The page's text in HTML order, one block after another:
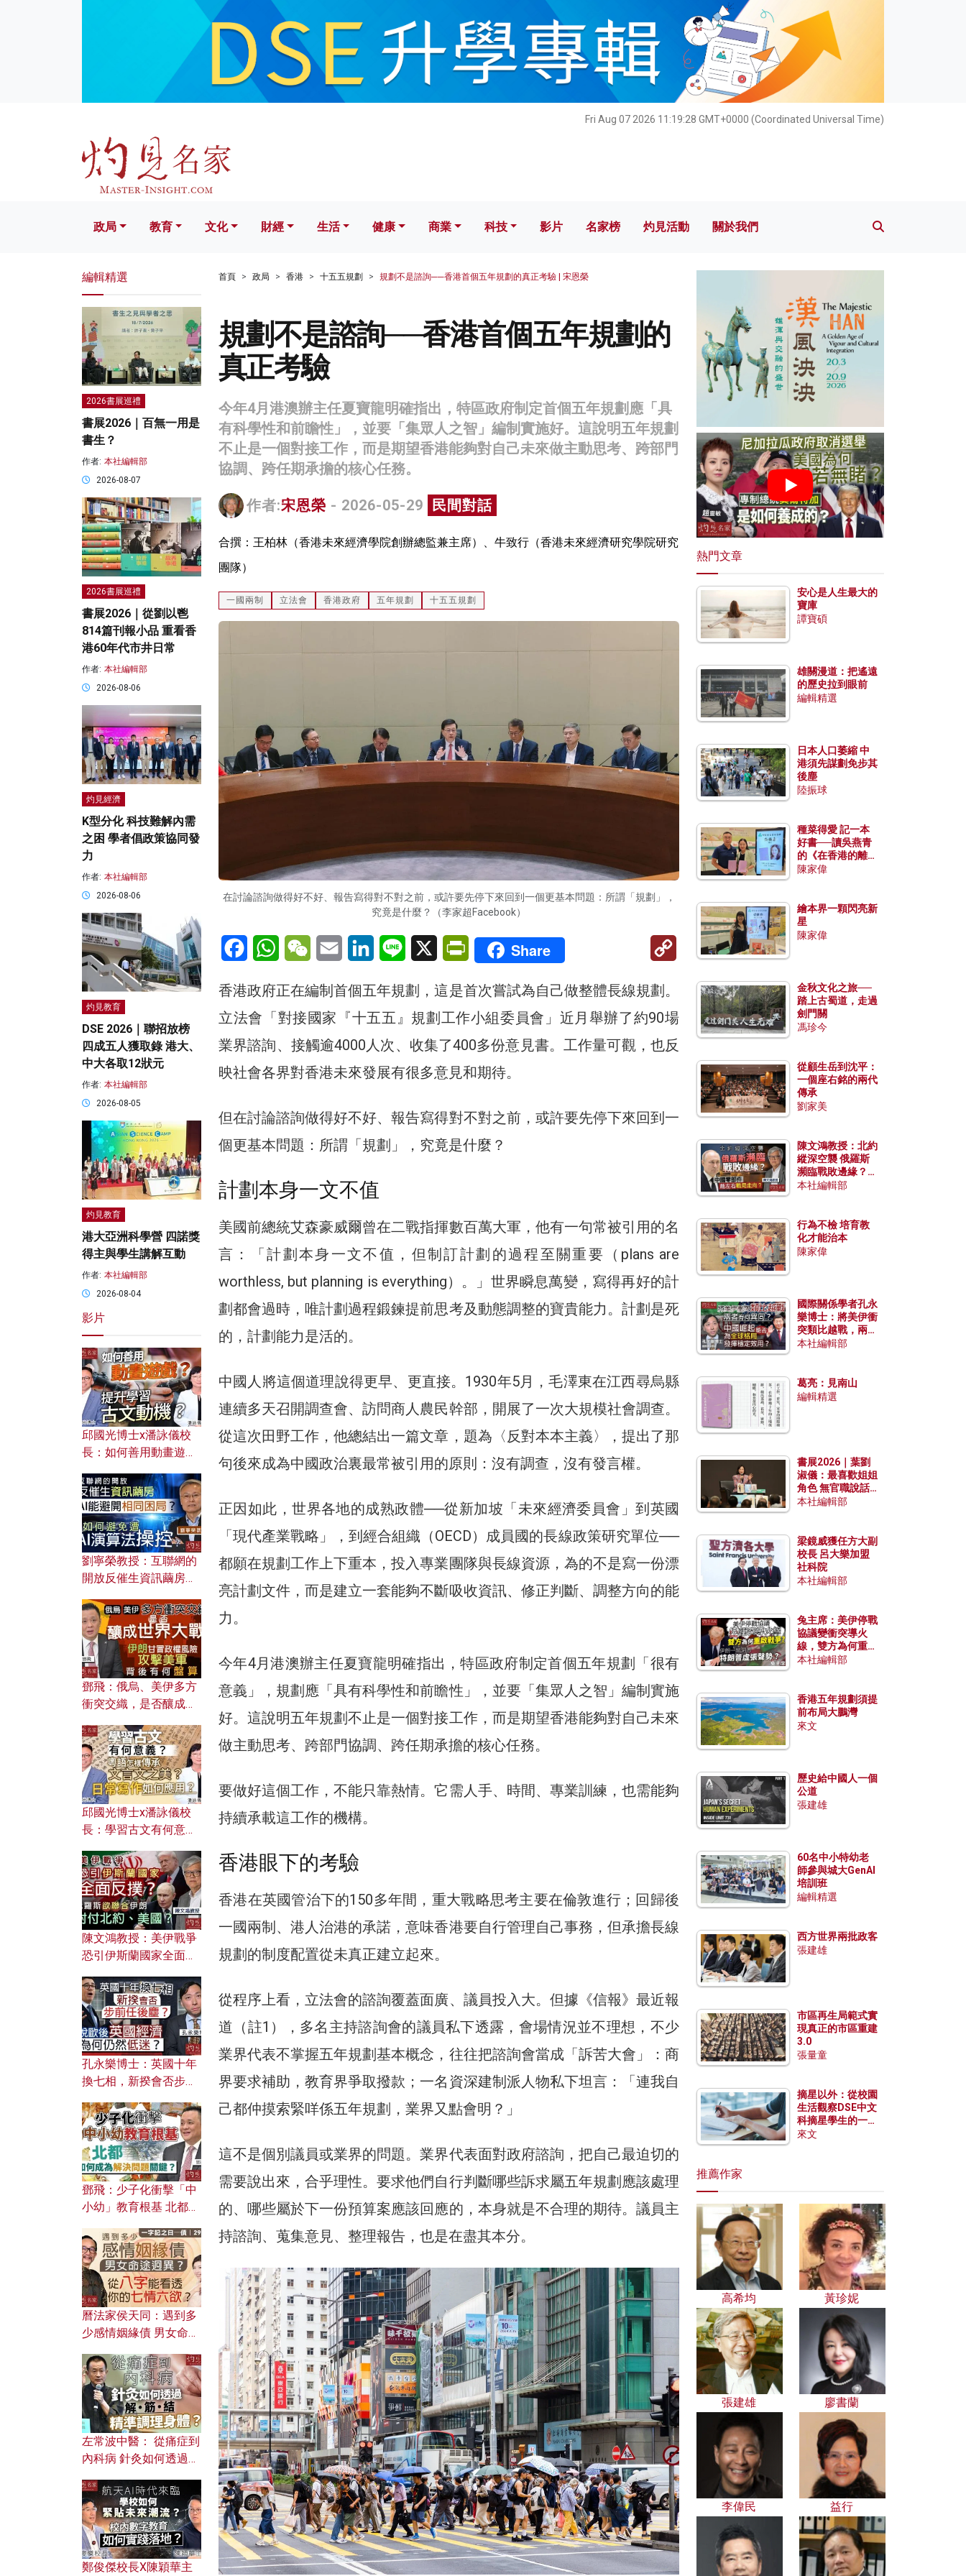
Fri Aug 07 2026 11:19:30 GMT+0000 (Coordinated Universal Time)
文化 財經 生活 健康 科技 影片 名家榜 灼見活動 關於我們
政局 教育 文化 財經 生活 健康 商業 科技 影片 名家榜 灼見活動 關於我們
首頁 政局 香港 十五五規劃 規劃不是諮詢──香港首個五年規劃的真正考驗 | 宋恩榮
規劃不是諮詢──香港首個五年規劃的
真正考驗
今年4月港澳辦主任夏寶龍明確指出，特區政府制定首個五年規劃應「具
有科學性和前瞻性」，並要「集眾人之智」編制實施好。這說明五年規劃
不止是一個對接工作，而是期望香港能夠對自己未來做主動思考、跨部門
協調、跨任期承擔的核心任務。
作者:宋恩榮 - 2026-05-29 民間對話
合撰：王柏林（香港未來經濟學院創辦總監兼主席）、牛致行（香港未來經濟研究學院研究
團隊）
一國兩制 立法會 香港政府 五年規劃 十五五規劃
在討論諮詢做得好不好、報告寫得對不對之前，或許要先停下來回到一個更基本問題：所謂「規劃」，
究竟是什麼？（李家超Facebook）
FacebookWhatsAppWeChatEmail LinkedInLine X PrintFriendly
Share
Copy
香港政府正在編制首個五年規劃，這是首次嘗試為自己做整體長線規劃。
立法會「對接國家『十五五』規劃工作小組委員會」近月舉辦了約90場
業界諮詢、接觸逾4000人次、收集了400多份意見書。工作量可觀，也反
映社會各界對香港未來發展有很多意見和期待。
但在討論諮詢做得好不好、報告寫得對不對之前，或許要先停下來回到一
個更基本問題：所謂「規劃」，究竟是什麼？
計劃本身一文不值
美國前總統艾森豪威爾曾在二戰指揮數百萬大軍，他有一句常被引用的名
言：「計劃本身一文不值，但制訂計劃的過程至關重要（plans are
worthless, but planning is everything）。」世界瞬息萬變，寫得再好的計
劃都會過時，唯計劃過程鍛鍊提前思考及動態調整的寶貴能力。計劃是死
的，計劃能力是活的。
中國人將這個道理說得更早、更直接。1930年5月，毛澤東在江西尋烏縣
連續多天召開調查會、訪問商人農民幹部，開展了一次大規模社會調查。
從這次田野工作，他總結出一篇文章，題為〈反對本本主義〉，提出了那
句後來成為中國政治裏最常被引用的原則：沒有調查，沒有發言權。
正因如此，世界各地的成熟政體──從新加坡「未來經濟委員會」到英國
「現代產業戰略」，到經合組織（OECD）成員國的長線政策研究單位──
都願在規劃工作上下重本，投入專業團隊與長線資源，為的不是寫一份漂
亮計劃文件，而是建立一套能夠不斷吸收資訊、修正判斷、調整方向的能
力。
今年4月港澳辦主任夏寶龍明確指出，特區政府制定首個五年規劃「很有
意義」，規劃應「具有科學性和前瞻性」，並要「集眾人之智」編制實施
好。這說明五年規劃不止是一個對接工作，而是期望香港能夠對自己未來
做主動思考、跨部門協調、跨任期承擔的核心任務。
要做好這個工作，不能只靠熱情。它需人手、時間、專業訓練，也需能夠
持續承載這工作的機構。
香港眼下的考驗
香港在英國管治下的150多年間，重大戰略思考主要在倫敦進行；回歸後
一國兩制、港人治港的承諾，意味香港要自行管理自己事務，但承擔長線
規劃的制度配置從未真正建立起來。
從程序上看，立法會的諮詢覆蓋面廣、議員投入大。但據《信報》最近報
道（註1），多名主持諮詢會的議員私下透露，會場情況並不理想，不少
業界代表不掌握五年規劃基本概念，往往把諮詢會當成「訴苦大會」：商
界要求補助，教育界爭取撥款；一名資深建制派人物私下坦言：「連我自
己都仲摸索緊咩係五年規劃，業界又點會明？」
這不是個別議員或業界的問題。業界代表面對政府諮詢，把自己最迫切的
需要說出來，合乎理性。要求他們自行判斷哪些訴求屬五年規劃應該處理
的、哪些屬於下一份預算案應該回應的，本身就是不合理的期待。議員主
持諮詢、蒐集意見、整理報告，也是在盡其本分。
編輯精選
2026書展巡禮
書展2026｜百無一用是
書生？
作者: 本社編輯部
2026-08-07
2026書展巡禮
書展2026｜從劉以鬯
814篇刊報小品 重看香
港60年代市井日常
作者: 本社編輯部
2026-08-06
灼見經濟
K型分化 科技難解內需
之困 學者倡政策協同發
力
作者: 本社編輯部
2026-08-06
灼見教育
DSE 2026｜聯招放榜
四成五人獲取錄 港大、
中大各取12狀元
作者: 本社編輯部
2026-08-05
灼見教育
港大亞洲科學營 四諾獎
得主與學生講解互動
作者: 本社編輯部
2026-08-04
影片
邱國光博士x潘詠儀校
長：如何善用動畫遊戲
劉寧榮教授：互聯網的
開放反催生資訊繭房，
何避免遭AI演算法操
控？
鄧飛：俄烏、美伊多方
衝突交織，是否釀成世
風險攻擊美軍，背後有
何盤算？
邱國光博士x潘詠儀校
長：學習古文有何意
文之美？ 日常寫作如何
應用？
陳文鴻教授：美伊戰爭
恐引伊斯蘭國家全面反
對付北約美國？
孔永樂博士：英國十年
換七相，新揆會否步前
濟為何仍然低迷？
鄧飛：少子化衝擊「中
小幼」教育根基 北都如
曆法家侯天同：遇到多
少感情姻緣債 男女命途
的七情六欲？
左常波中醫： 從痛症到
內科病 針灸如何透過解
鄭俊傑校長X陳穎華主
熱門文章
安心是人生最大的
寶庫
譚寶碩
雄關漫道：把遙遠
的歷史拉到眼前
編輯精選
日本人口萎縮 中
港須先謀劃免步其
後塵
陸振球
種菜得愛 記一本
好書──讀吳燕青
的《在香港的離島
種菜》
陳家偉
繪本界一顆閃亮新
星
陳家偉
金秋文化之旅──
踏上古蜀道，走過
劍門關
馮珍今
從顧生岳到沈平：
一個座右銘的兩代
傳承
劉家美
陳文鴻教授：北約
縱深空襲 俄羅斯
瀕臨戰敗邊緣？中
國零部件能左右戰
本社編輯部
行為不檢 培育教
化才能治本
陳家偉
國際關係學者孔永
樂博士：將美伊衝
突類比越戰，兩者
有何異同？中國崛
本社編輯部
葛亮：見南山
編輯精選
書展2026｜葉劉
淑儀：最喜歡姐姐
角色 無官職說話
包袱少
本社編輯部
梁鏡威獲任方大副
校長 呂大樂加盟
社科院
本社編輯部
兔主席：美伊停戰
協議變衝突導火
線，雙方為何重啟
戰爭？伊朗一早洞
本社編輯部
香港五年規劃須提
前布局大鵬灣
來文
歷史給中國人一個
公道
張建雄
60名中小特幼老
師參與城大GenAI
培訓班
編輯精選
西方世界兩批政客
張建雄
市區再生局範式實
現真正的市區重建
3.0
張量童
摘星以外：從校園
生活觀察DSE中文
科摘星學生的一點
特質
來文
推薦作家
高希均 黃珍妮
張建雄 廖書蘭
李偉民 益行